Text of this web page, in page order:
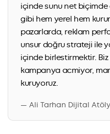
içinde sunu net biçimde
gibi hem yerel hem
pazarlarda, reklam
unsur doğru strateji ile
içinde birlestirmektir.
kampanya acmiyor,
kuruyoruz.
— Ali Tarhan Dijital